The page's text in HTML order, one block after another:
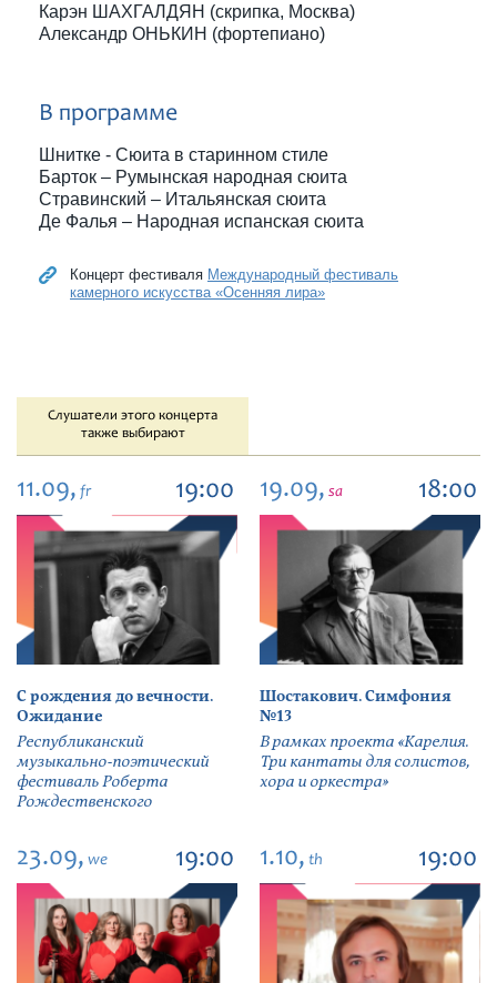
Карэн ШАХГАЛДЯН (скрипка, Москва)
Александр ОНЬКИН (фортепиано)
В программе
Шнитке - Сюита в старинном стиле
Барток – Румынская народная сюита
Стравинский – Итальянская сюита
Де Фалья – Народная испанская сюита
Концерт фестиваля Международный фестиваль
камерного искусства «Осенняя лира»
Слушатели этого концерта
также выбирают
11.09, fr 19:00
С рождения до вечности.
Ожидание
Республиканский
музыкально-поэтический
фестиваль Роберта
Рождественского
19.09, sa 18:00
Шостакович. Симфония
№13
В рамках проекта «Карелия.
Три кантаты для солистов,
хора и оркестра»
23.09, we 19:00 1.10, th 19:00